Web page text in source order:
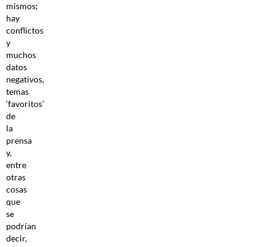
mismos;
hay
conflictos
y
muchos
datos
negativos,
temas
‘favoritos’
de
la
prensa
y,
entre
otras
cosas
que
se
podrían
decir,